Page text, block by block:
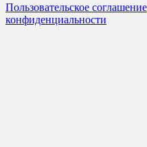
Пользовательское соглашение
конфиденциальности